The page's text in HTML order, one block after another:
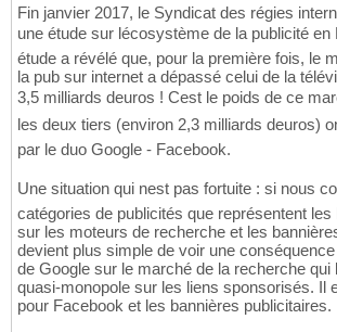
Fin janvier 2017, le Syndicat des régies
une étude sur lécosystème de la publicité
étude a révélé que, pour la première fois, le
la pub sur internet a dépassé celui de la
3,5 milliards deuros ! Cest le poids de ce
les deux tiers (environ 2,3 milliards deuros)
par le duo Google - Facebook.
Une situation qui nest pas fortuite : si nous
catégories de publicités que représentent
sur les moteurs de recherche et les
devient plus simple de voir une
de Google sur le marché de la recherche qui
quasi-monopole sur les liens sponsorisés. Il
pour Facebook et les bannières publicitaires.